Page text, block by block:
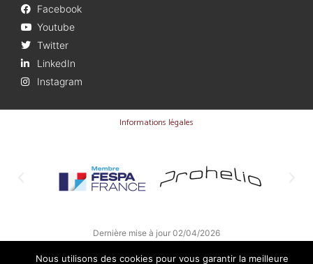
Facebook
Youtube
Twitter
LinkedIn
Instagram
Informations légales
Dernière mise à jour 02/04/2026
Nous utilisons des cookies pour vous garantir la meilleure